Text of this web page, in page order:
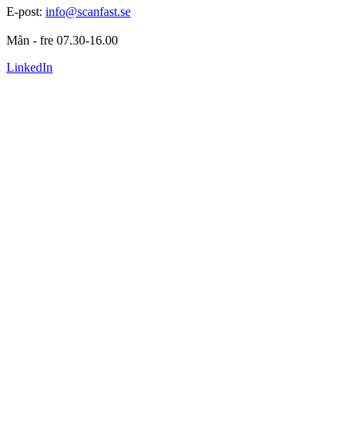
E-post: info@scanfast.se
Mån - fre 07.30-16.00
LinkedIn